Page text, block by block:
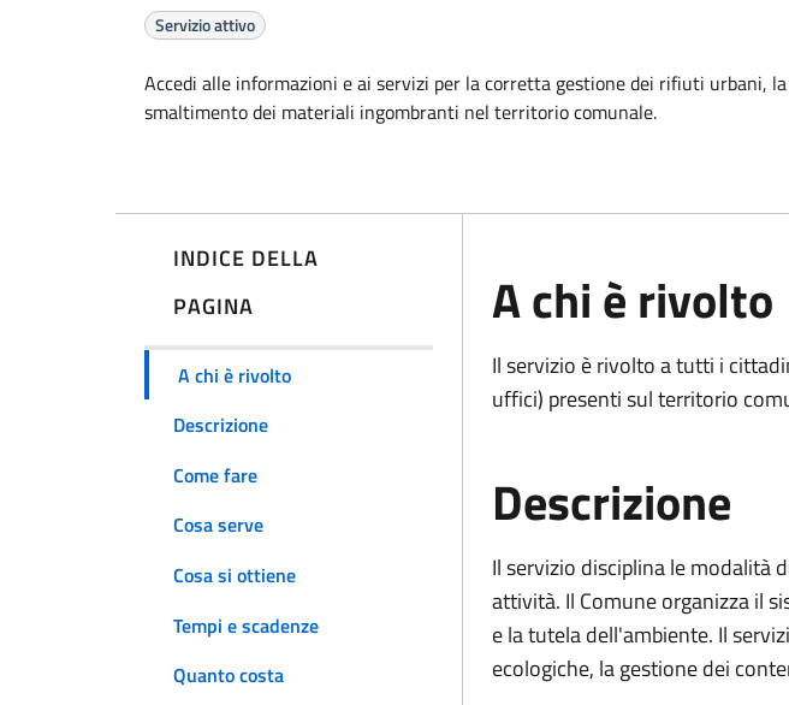
Servizio attivo
Accedi alle informazioni e ai servizi per la corretta gestione dei rifiuti urbani,
smaltimento dei materiali ingombranti nel territorio comunale.
INDICE DELLA
PAGINA
A chi è rivolto
Descrizione
Come fare
Cosa serve
Cosa si ottiene
Tempi e scadenze
Quanto costa
A chi è rivolto
Il servizio è rivolto a tutti i
uffici) presenti sul territorio
Descrizione
Il servizio disciplina le modalità
attività. Il Comune organizza il
e la tutela dell'ambiente. Il
ecologiche, la gestione dei